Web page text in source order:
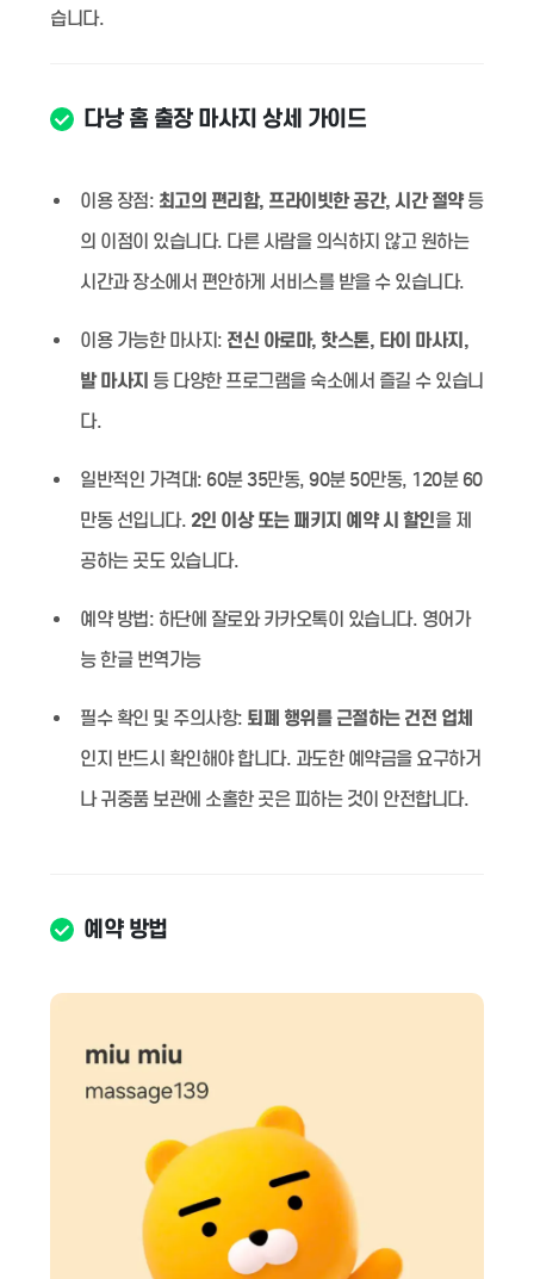
습니다.
다낭 홈 출장 마사지 상세 가이드
이용 장점: 최고의 편리함, 프라이빗한 공간, 시간 절약등
의 이점이 있습니다. 다른 사람을 의식하지 않고 원하는
시간과 장소에서 편안하게 서비스를 받을 수 있습니다.
이용 가능한 마사지: 전신 아로마, 핫스톤, 타이 마사지,
발 마사지 등 다양한 프로그램을 숙소에서 즐길 수 있습니
다.
일반적인 가격대: 60분 35만동, 90분 50만동, 120분 60
만동 선입니다. 2인 이상 또는 패키지 예약 시 할인을 제
공하는 곳도 있습니다.
예약 방법: 하단에 잘로와 카카오톡이 있습니다. 영어가
능 한글 번역가능
필수 확인 및 주의사항: 퇴폐 행위를 근절하는 건전 업체
인지 반드시 확인해야 합니다. 과도한 예약금을 요구하거
나 귀중품 보관에 소홀한 곳은 피하는 것이 안전합니다.
예약 방법